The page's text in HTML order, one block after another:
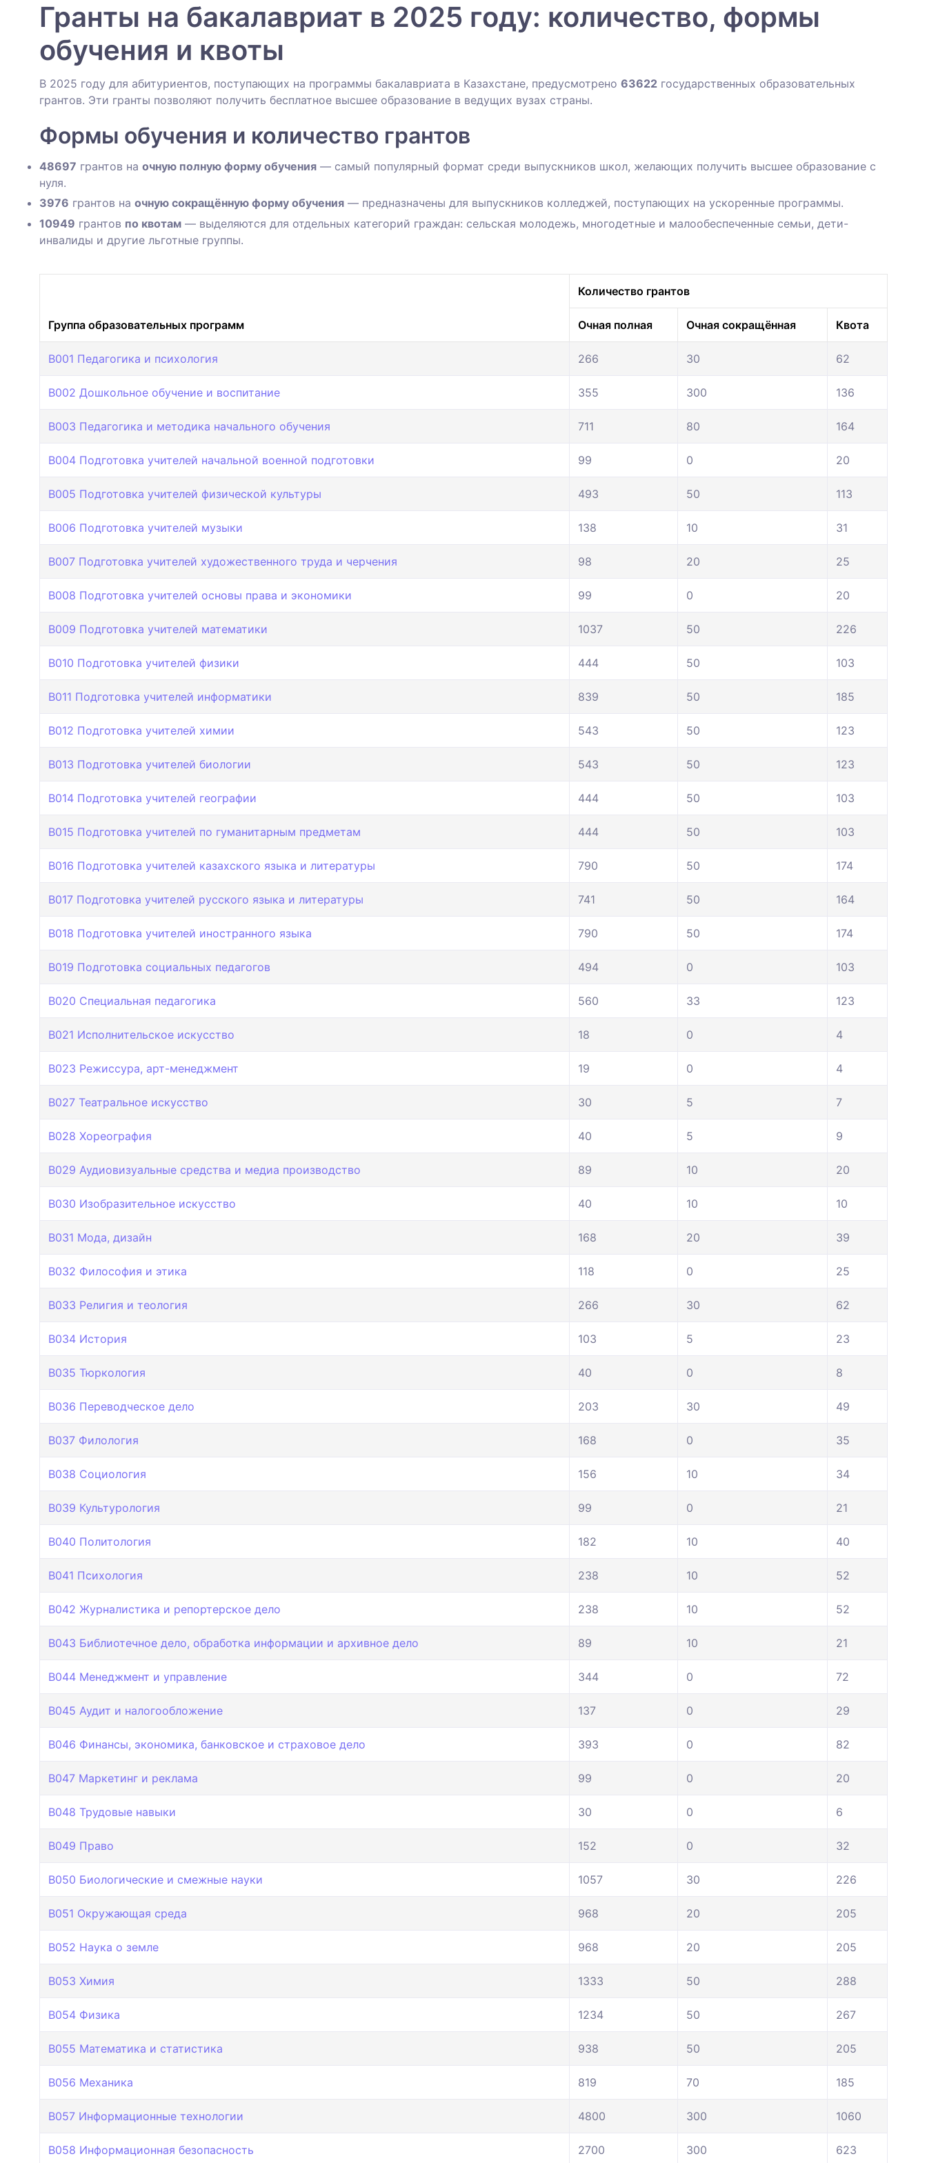
Гранты на бакалавриат в 2025 году: количество, формы
обучения и квоты
В 2025 году для абитуриентов, поступающих на программы бакалавриата в Казахстане, предусмотрено 63622 государственных образовательных
грантов. Эти гранты позволяют получить бесплатное высшее образование в ведущих вузах страны.
Формы обучения и количество грантов
48697 грантов на очную полную форму обучения — самый популярный формат среди выпускников школ, желающих получить высшее образование с
нуля.
3976 грантов на очную сокращённую форму обучения — предназначены для выпускников колледжей, поступающих на ускоренные программы.
10949 грантов по квотам — выделяются для отдельных категорий граждан: сельская молодежь, многодетные и малообеспеченные семьи, дети-
инвалиды и другие льготные группы.
Группа образовательных программ
Количество грантов
Очная полная Очная сокращённая Квота
B001 Педагогика и психология 266 30 62
B002 Дошкольное обучение и воспитание 355 300 136
B003 Педагогика и методика начального обучения 711 80 164
B004 Подготовка учителей начальной военной подготовки 99 0 20
B005 Подготовка учителей физической культуры 493 50 113
B006 Подготовка учителей музыки 138 10 31
B007 Подготовка учителей художественного труда и черчения 98 20 25
B008 Подготовка учителей основы права и экономики 99 0 20
B009 Подготовка учителей математики 1037 50 226
B010 Подготовка учителей физики 444 50 103
B011 Подготовка учителей информатики 839 50 185
B012 Подготовка учителей химии 543 50 123
B013 Подготовка учителей биологии 543 50 123
B014 Подготовка учителей географии 444 50 103
B015 Подготовка учителей по гуманитарным предметам 444 50 103
B016 Подготовка учителей казахского языка и литературы 790 50 174
B017 Подготовка учителей русского языка и литературы 741 50 164
B018 Подготовка учителей иностранного языка 790 50 174
B019 Подготовка cоциальных педагогов 494 0 103
B020 Специальная педагогика 560 33 123
B021 Исполнительское искусство 18 0 4
B023 Режиссура, арт-менеджмент 19 0 4
B027 Театральное искусство 30 5 7
B028 Хореография 40 5 9
B029 Аудиовизуальные средства и медиа производство 89 10 20
B030 Изобразительное искусство 40 10 10
B031 Мода, дизайн 168 20 39
B032 Философия и этика 118 0 25
B033 Религия и теология 266 30 62
B034 История 103 5 23
B035 Тюркология 40 0 8
B036 Переводческое дело 203 30 49
B037 Филология 168 0 35
B038 Социология 156 10 34
B039 Культурология 99 0 21
B040 Политология 182 10 40
B041 Психология 238 10 52
B042 Журналистика и репортерское дело 238 10 52
B043 Библиотечное дело, обработка информации и архивное дело 89 10 21
B044 Менеджмент и управление 344 0 72
B045 Аудит и налогообложение 137 0 29
B046 Финансы, экономика, банковское и страховое дело 393 0 82
B047 Маркетинг и реклама 99 0 20
B048 Трудовые навыки 30 0 6
B049 Право 152 0 32
B050 Биологические и смежные науки 1057 30 226
B051 Окружающая среда 968 20 205
B052 Наука о земле 968 20 205
B053 Химия 1333 50 288
B054 Физика 1234 50 267
B055 Математика и статистика 938 50 205
B056 Механика 819 70 185
B057 Информационные технологии 4800 300 1060
B058 Информационная безопасность 2700 300 623